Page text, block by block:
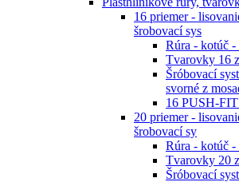
16 priemer -
šrobovací sys
Rúra - kotúč -
Tvarovky 16
Šróbovací
svorné z
16 PUSH-
20 priemer -
šrobovací sy
Rúra - kotúč -
Tvarovky 20
Šróbovací